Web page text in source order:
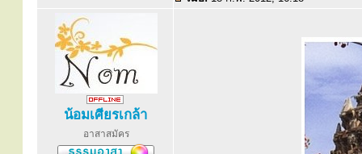
น้อมเศียรเกล้า
อาสาสมัคร